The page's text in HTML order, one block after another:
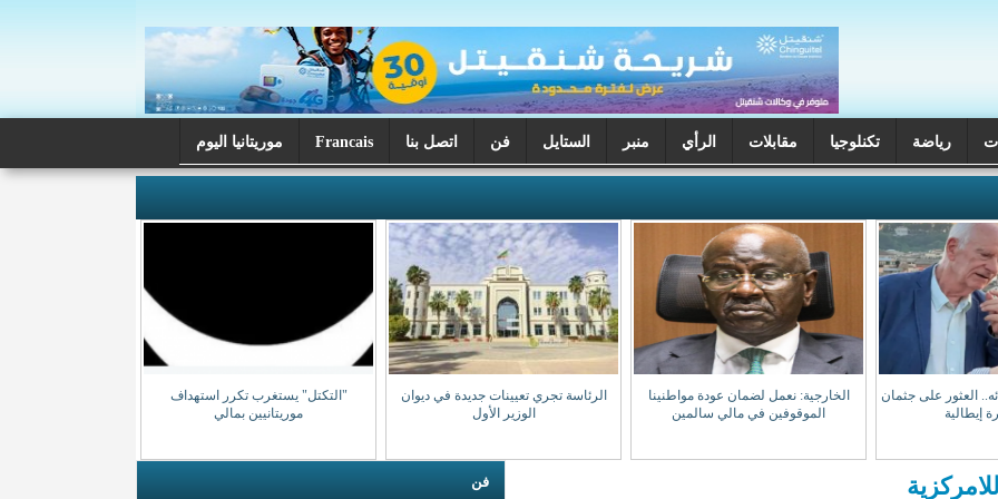
رياضة تكنلوجيا مقابلات الرأي منبر الستايل فن اتصل بنا Francais موريتانيا اليوم
العثور على جثمان
إيطالية
الخارجية: نعمل لضمان عودة مواطنينا
الموقوفين في مالي سالمين
الرئاسة تجري تعيينات جديدة في ديوان
الوزير الأول
"التكتل" يستغرب تكرر استهداف
موريتانيين بمالي
فن